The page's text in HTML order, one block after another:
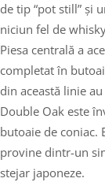
de tip “pot still” și
niciun fel de
Piesa centrală a
completat în
din această linie
Double Oak este
butoaie de coniac.
provine dintr-un
stejar japoneze.